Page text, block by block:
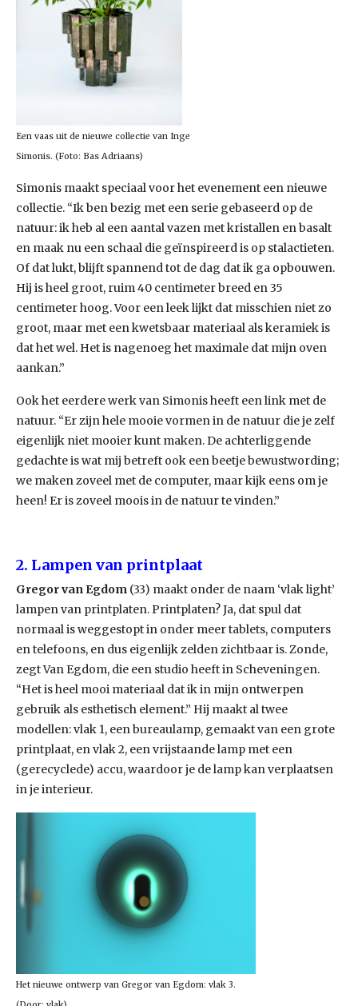
Een vaas uit de nieuwe collectie van Inge
Simonis. (Foto: Bas Adriaans)
Simonis maakt speciaal voor het evenement een nieuwe
collectie. “Ik ben bezig met een serie gebaseerd op de
natuur: ik heb al een aantal vazen met kristallen en basalt
en maak nu een schaal die geïnspireerd is op stalactieten.
Of dat lukt, blijft spannend tot de dag dat ik ga opbouwen.
Hij is heel groot, ruim 40 centimeter breed en 35
centimeter hoog. Voor een leek lijkt dat misschien niet zo
groot, maar met een kwetsbaar materiaal als keramiek is
dat het wel. Het is nagenoeg het maximale dat mijn oven
aankan.”
Ook het eerdere werk van Simonis heeft een link met de
natuur. “Er zijn hele mooie vormen in de natuur die je zelf
eigenlijk niet mooier kunt maken. De achterliggende
gedachte is wat mij betreft ook een beetje bewustwording;
we maken zoveel met de computer, maar kijk eens om je
heen! Er is zoveel moois in de natuur te vinden.”
2. Lampen van printplaat
Gregor van Egdom (33) maakt onder de naam ‘vlak light’
lampen van printplaten. Printplaten? Ja, dat spul dat
normaal is weggestopt in onder meer tablets, computers
en telefoons, en dus eigenlijk zelden zichtbaar is. Zonde,
zegt Van Egdom, die een studio heeft in Scheveningen.
“Het is heel mooi materiaal dat ik in mijn ontwerpen
gebruik als esthetisch element.” Hij maakt al twee
modellen: vlak 1, een bureaulamp, gemaakt van een grote
printplaat, en vlak 2, een vrijstaande lamp met een
(gerecyclede) accu, waardoor je de lamp kan verplaatsen
in je interieur.
Het nieuwe ontwerp van Gregor van Egdom: vlak 3.